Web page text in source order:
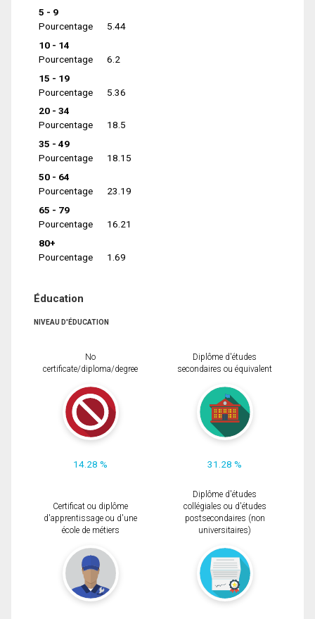
5 - 9
Pourcentage
5.44
10 - 14
Pourcentage
6.2
15 - 19
Pourcentage
5.36
20 - 34
Pourcentage
18.5
35 - 49
Pourcentage
18.15
50 - 64
Pourcentage
23.19
65 - 79
Pourcentage
16.21
80+
Pourcentage
1.69
Éducation
NIVEAU D'ÉDUCATION
No
certificate/diploma/degree
14.28 %
Diplôme d'études
secondaires ou équivalent
31.28 %
Certificat ou diplôme
d'apprentissage ou d'une
école de métiers
Diplôme d'études
collégiales ou d'études
postsecondaires (non
universitaires)